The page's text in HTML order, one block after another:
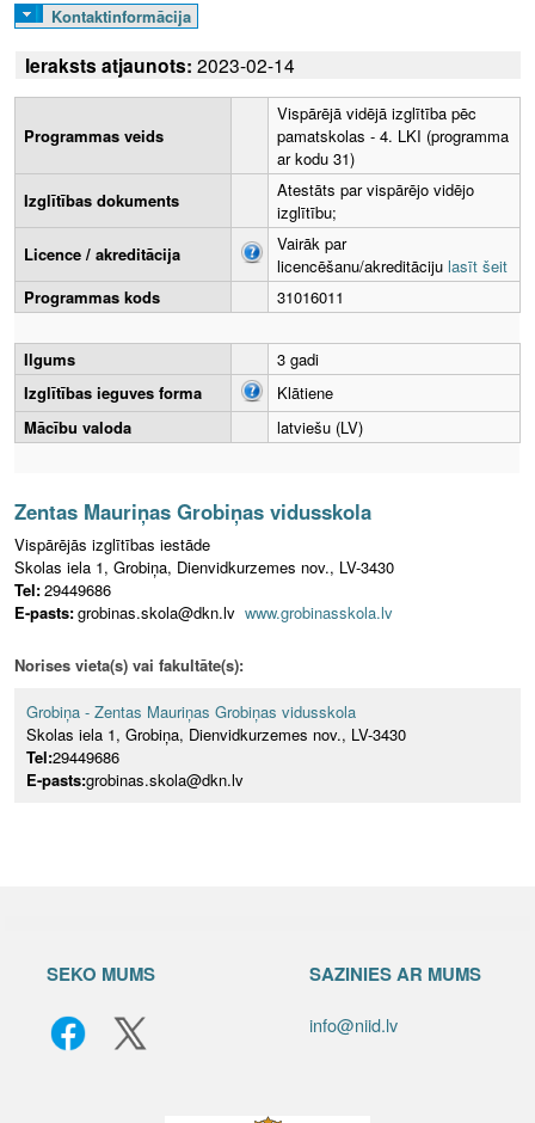
Kontaktinformācija
Ieraksts atjaunots: 2023-02-14
Programmas veids
Vispārējā vidējā izglītība pēc
pamatskolas - 4. LKI (programma
ar kodu 31)
Izglītības dokuments
Atestāts par vispārējo vidējo
izglītību;
Licence / akreditācija
Vairāk par
licencēšanu/akreditāciju lasīt šeit
Programmas kods
31016011
Ilgums
3 gadi
Izglītības ieguves forma
Klātiene
Mācību valoda
latviešu (LV)
Zentas Mauriņas Grobiņas vidusskola
Vispārējās izglītības iestāde
Skolas iela 1, Grobiņa, Dienvidkurzemes nov., LV-3430
Tel:29449686
E-pasts:grobinas.skola@dkn.lv www.grobinasskola.lv
Norises vieta(s) vai fakultāte(s):
Grobiņa - Zentas Mauriņas Grobiņas vidusskola
Skolas iela 1, Grobiņa, Dienvidkurzemes nov., LV-3430
Tel:29449686
E-pasts:grobinas.skola@dkn.lv
SEKO MUMS SAZINIES AR MUMS
info@niid.lv